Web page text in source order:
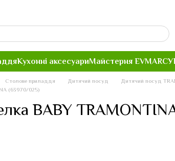
Кухонні аксесуариМайстерня EVMAR
Столове приладдя Дитячий посуд
Дитячий посуд
(63970/025)
BABY